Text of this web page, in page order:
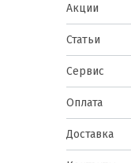
Акции
Статьи
Сервис
Оплата
Доставка